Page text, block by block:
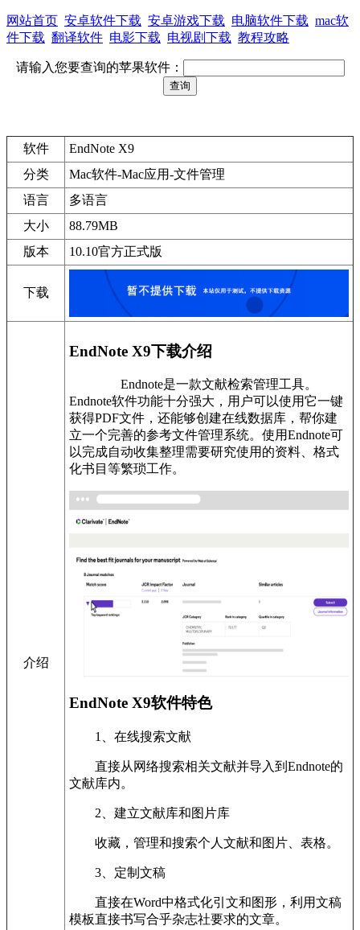
网站首页 安卓软件下载 安卓游戏下载 电脑软件下载 mac软
件下载 翻译软件 电影下载 电视剧下载 教程攻略
请输入您要查询的苹果软件：
软件
EndNote X9
分类
Mac软件-Mac应用-文件管理
语言
多语言
大小
88.79MB
版本
10.10官方正式版
下载
介绍
EndNote X9下载介绍
Endnote是一款文献检索管理工具。
Endnote软件功能十分强大，用户可以使用它一键
获得PDF文件，还能够创建在线数据库，帮你建
立一个完善的参考文件管理系统。使用Endnote可
以完成自动收集整理需要研究使用的资料、格式
化书目等繁琐工作。
EndNote X9软件特色
1、在线搜索文献
直接从网络搜索相关文献并导入到Endnote的
文献库内。
2、建立文献库和图片库
收藏，管理和搜索个人文献和图片、表格。
3、定制文稿
直接在Word中格式化引文和图形，利用文稿
模板直接书写合乎杂志社要求的文章。